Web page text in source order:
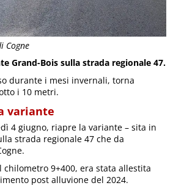
Cogne
Grand-Bois sulla strada regionale 47.
durante i mesi invernali, torna
i 10 metri.
variante
4 giugno, riapre la variante – sita in
strada regionale 47 che da
chilometro 9+400, era stata allestita
post alluvione del 2024.